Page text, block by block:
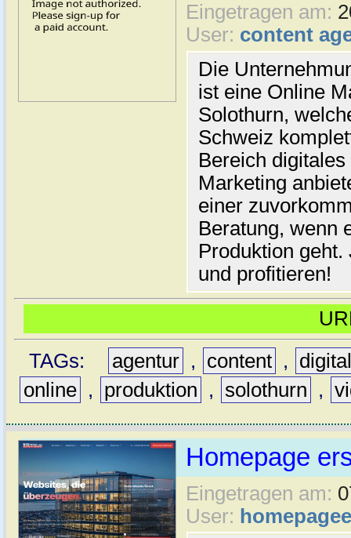
Eingetragen am:
User: content
Die
ist eine Online
Solothurn,
Schweiz
Bereich
Marketing
einer
Beratung, wenn
Produktion
und profitieren!
TAGs:
agentur , content ,
online , produktion , solothurn ,
Homepage
Eingetragen am:
User: